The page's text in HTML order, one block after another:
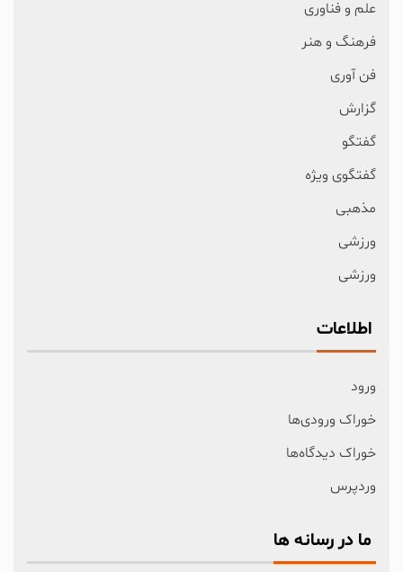
علم و فناوری
فرهنگ و هنر
فن آوری
گزارش
گفتگو
گفتگوی ویژه
مذهبی
ورزشی
ورزشی
اطلاعات
ورود
خوراک ورودی‌ها
خوراک دیدگاه‌ها
وردپرس
ما در رسانه ها